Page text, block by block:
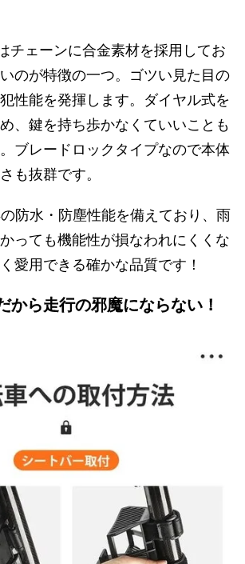
チェーンに合金素材を採用してお
のが特徴の一つ。ゴツい見た目の
性能を発揮します。ダイヤル式を
、鍵を持ち歩かなくていいことも
ブレードロックタイプなので本体
も抜群です。
防水・防塵性能を備えており、雨
っても機能性が損なわれにくくな
愛用できる確かな品質です！
から走行の邪魔にならない！